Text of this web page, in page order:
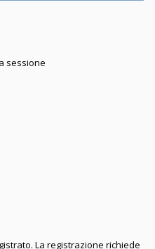
sessione
La registrazione richiede